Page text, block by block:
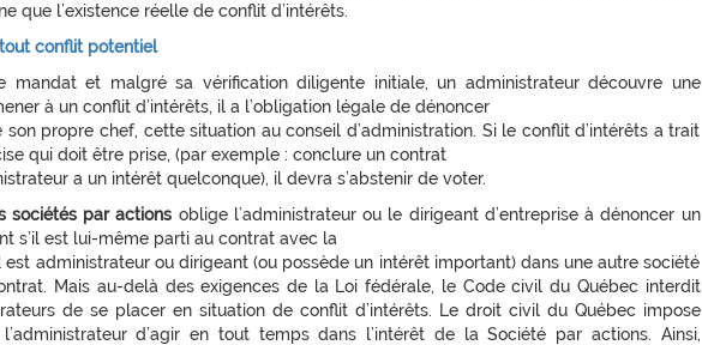
que l’existence réelle de conflit d’intérêts.
conflit potentiel
mandat et malgré sa vérification diligente initiale, un administrateur découvre une
à un conflit d’intérêts, il a l’obligation légale de dénoncer
propre chef, cette situation au conseil d’administration. Si le conflit d’intérêts a trait
qui doit être prise, (par exemple : conclure un contrat
a un intérêt quelconque), il devra s’abstenir de voter.
sociétés par actions oblige l’administrateur ou le dirigeant d’entreprise à dénoncer un
s’il est lui-même parti au contrat avec la
est administrateur ou dirigeant (ou possède un intérêt important) dans une autre société
Mais au-delà des exigences de la Loi fédérale, le Code civil du Québec interdit
de se placer en situation de conflit d’intérêts. Le droit civil du Québec impose
d’agir en tout temps dans l’intérêt de la Société par actions. Ainsi,